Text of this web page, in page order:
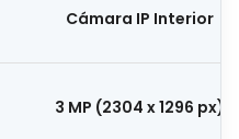
Cámara IP Interior
3 MP (2304 x 1296 px)